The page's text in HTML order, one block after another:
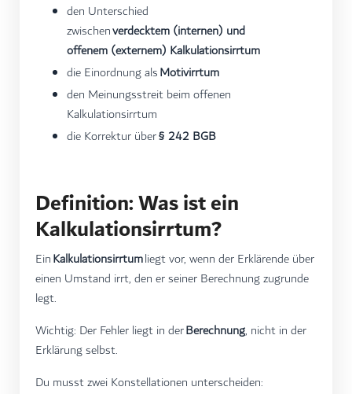
den Unterschied
zwischenverdecktem (internen) und
offenem (externem) Kalkulationsirrtum
die Einordnung alsMotivirrtum
den Meinungsstreit beim offenen
Kalkulationsirrtum
die Korrektur über§ 242 BGB
Definition: Was ist ein
Kalkulationsirrtum?
EinKalkulationsirrtumliegt vor, wenn der Erklärende über
einen Umstand irrt, den er seiner Berechnung zugrunde
legt.
Wichtig: Der Fehler liegt in derBerechnung, nicht in der
Erklärung selbst.
Du musst zwei Konstellationen unterscheiden: